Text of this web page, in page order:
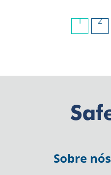
1 2
Sobre nós